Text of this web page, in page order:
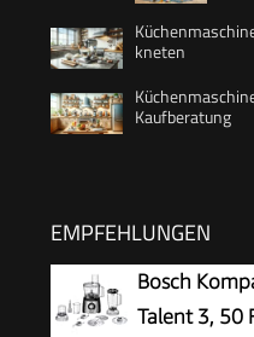
kneten
Kaufberatung
EMPFEHLUNGEN
Bosch
Talent 3, 50